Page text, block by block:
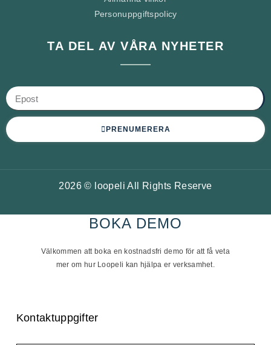
Personuppgiftspolicy
TA DEL AV VÅRA NYHETER
PRENUMERERA
2026 © loopeli All Rights Reserve
BOKA DEMO
Välkommen att boka en kostnadsfri demo för att få veta
mer om hur Loopeli kan hjälpa er verksamhet.
Kontaktuppgifter